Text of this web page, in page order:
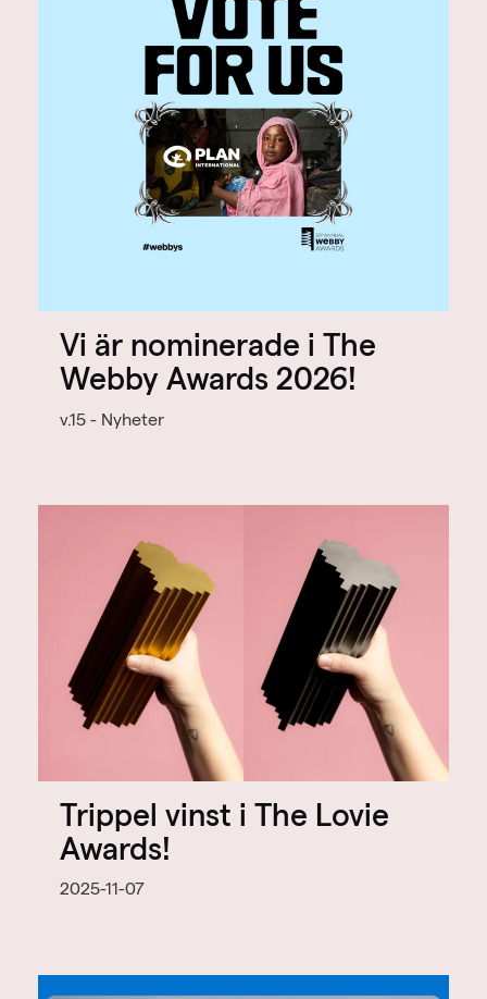
Vi är nominerade i The
Webby Awards 2026!
v.15 - Nyheter
Trippel vinst i The Lovie
Awards!
2025-11-07